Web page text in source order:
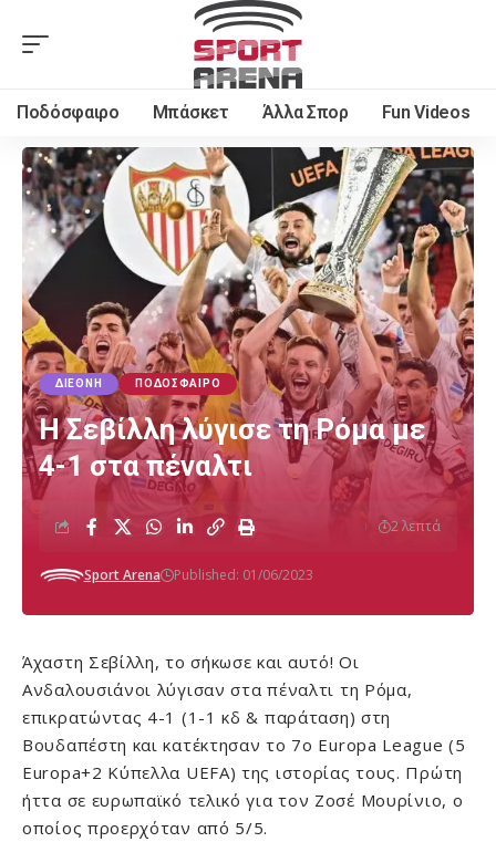
Ποδόσφαιρο Μπάσκετ Άλλα Σπορ Fun Videos
ΔΙΕΘΝΉ ΠΟΔΌΣΦΑΙΡΟ
Η Σεβίλλη λύγισε τη Ρόμα με
4-1 στα πέναλτι
Sport Arena Published: 01/06/2023
2 λεπτά
Άχαστη Σεβίλλη, το σήκωσε και αυτό! Οι
Ανδαλουσιάνοι λύγισαν στα πέναλτι τη Ρόμα,
επικρατώντας 4-1 (1-1 κδ & παράταση) στη
Βουδαπέστη και κατέκτησαν το 7ο Europa League (5
Europa+2 Κύπελλα UEFA) της ιστορίας τους. Πρώτη
ήττα σε ευρωπαϊκό τελικό για τον Ζοσέ Μουρίνιο, ο
οποίος προερχόταν από 5/5.